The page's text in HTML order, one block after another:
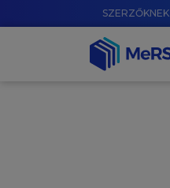
SZERZŐKNEK